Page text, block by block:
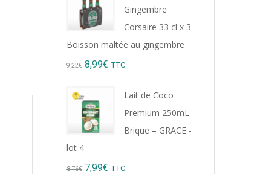
Gingembre
Corsaire 33 cl x 3 -
Boisson maltée au gingembre
9,22€ Original
was:
9,22€.
8,99€ Current
TTC
Lait de Coco
Premium 250mL –
Brique – GRACE -
lot 4
8,76€ Original
7,99€ Current
TTC